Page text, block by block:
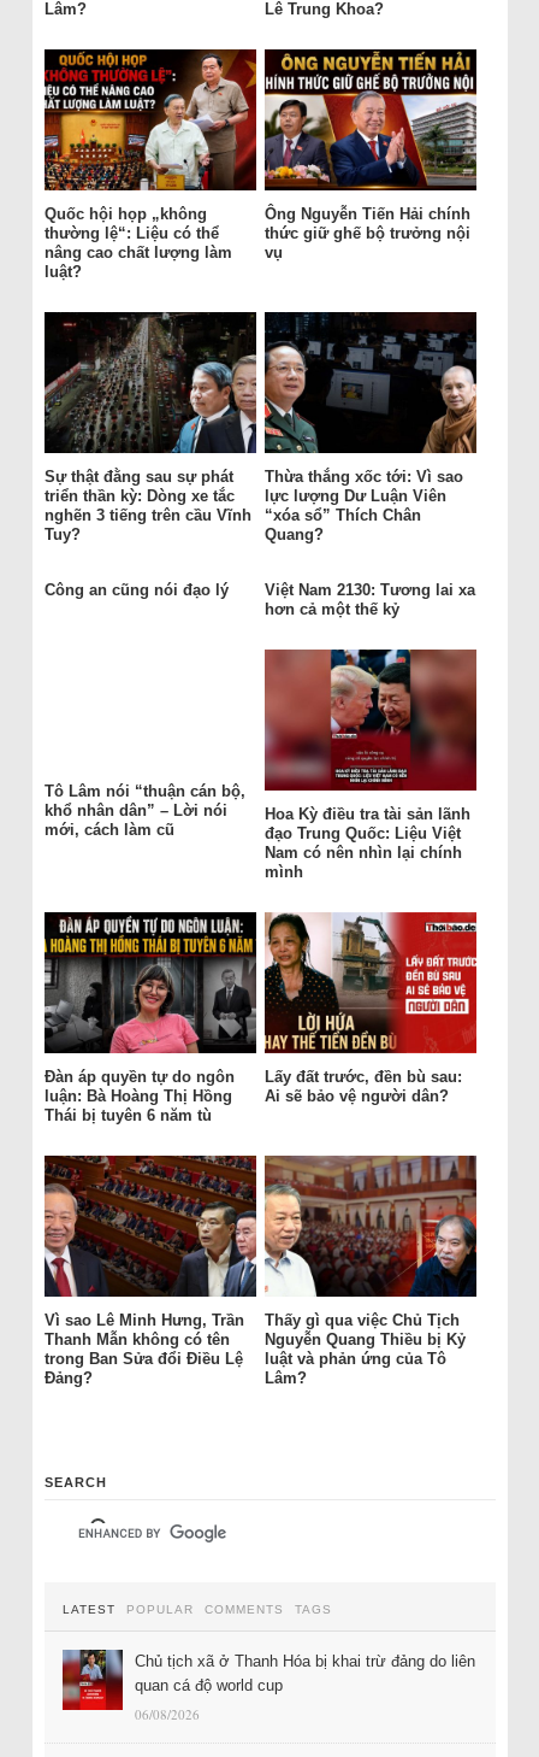
Lâm? Lê Trung Khoa?
Quốc hội họp „không
thường lệ“: Liệu có thể
nâng cao chất lượng làm
luật?
Ông Nguyễn Tiến Hải chính
thức giữ ghế bộ trưởng nội
vụ
Sự thật đằng sau sự phát
triển thần kỳ: Dòng xe tắc
nghẽn 3 tiếng trên cầu Vĩnh
Tuy?
Thừa thắng xốc tới: Vì sao
lực lượng Dư Luận Viên
“xóa sổ” Thích Chân
Quang?
Công an cũng nói đạo lý
Việt Nam 2130: Tương lai xa
hơn cả một thế kỷ
Tô Lâm nói “thuận cán bộ,
khổ nhân dân” – Lời nói
mới, cách làm cũ
Hoa Kỳ điều tra tài sản lãnh
đạo Trung Quốc: Liệu Việt
Nam có nên nhìn lại chính
mình
Đàn áp quyền tự do ngôn
luận: Bà Hoàng Thị Hồng
Thái bị tuyên 6 năm tù
Lấy đất trước, đền bù sau:
Ai sẽ bảo vệ người dân?
Vì sao Lê Minh Hưng, Trần
Thanh Mẫn không có tên
trong Ban Sửa đổi Điều Lệ
Đảng?
Thấy gì qua việc Chủ Tịch
Nguyễn Quang Thiều bị Kỷ
luật và phản ứng của Tô
Lâm?
SEARCH
LATEST POPULAR COMMENTS TAGS
Chủ tịch xã ở Thanh Hóa bị khai trừ đảng do liên
quan cá độ world cup
06/08/2026